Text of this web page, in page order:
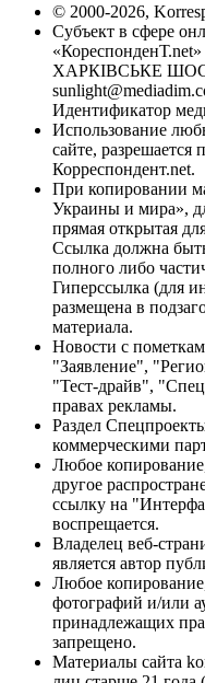
© 2000-2026,
Субъект в сфере
ХАРКІВСЬКЕ ШОСЕ,
Идентификатор
Использование
сайте, разрешается
Корреспондент.net.
При копировании
Украины и мира»,
прямая открытая
Ссылка должна
полного либо
Гиперссылка (для
размещена в
материала.
Новости с
"Заявление",
"Тест-драйв",
правах рекламы.
Раздел
коммерческими
Любое
другое
ссылку на
воспрещается.
Владелец веб-
является автор
Любое
фотографий и/или
принадлежащих
запрещено.
Материалы сайта